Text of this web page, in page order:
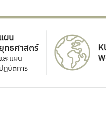
แผน
ทธศาสตร์
และแผน
ปฏิบัติการ